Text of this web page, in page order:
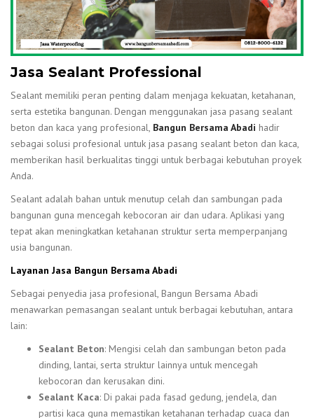
Jasa Sealant Professional
Sealant memiliki peran penting dalam menjaga kekuatan, ketahanan,
serta estetika bangunan. Dengan menggunakan jasa pasang sealant
beton dan kaca yang profesional, Bangun Bersama Abadi hadir
sebagai solusi profesional untuk jasa pasang sealant beton dan kaca,
memberikan hasil berkualitas tinggi untuk berbagai kebutuhan proyek
Anda.
Sealant adalah bahan untuk menutup celah dan sambungan pada
bangunan guna mencegah kebocoran air dan udara. Aplikasi yang
tepat akan meningkatkan ketahanan struktur serta memperpanjang
usia bangunan.
Layanan Jasa Bangun Bersama Abadi
Sebagai penyedia jasa profesional, Bangun Bersama Abadi
menawarkan pemasangan sealant untuk berbagai kebutuhan, antara
lain:
Sealant Beton: Mengisi celah dan sambungan beton pada
dinding, lantai, serta struktur lainnya untuk mencegah
kebocoran dan kerusakan dini.
Sealant Kaca: Di pakai pada fasad gedung, jendela, dan
partisi kaca guna memastikan ketahanan terhadap cuaca dan